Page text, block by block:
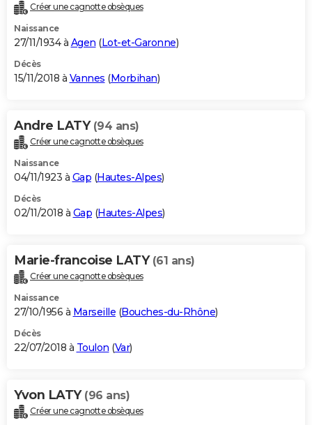
Créer une cagnotte obsèques
Naissance
27/11/1934 à Agen (Lot-et-Garonne)
Décès
15/11/2018 à Vannes (Morbihan)
Andre LATY (94 ans)
Créer une cagnotte obsèques
Naissance
04/11/1923 à Gap (Hautes-Alpes)
Décès
02/11/2018 à Gap (Hautes-Alpes)
Marie-francoise LATY (61 ans)
Créer une cagnotte obsèques
Naissance
27/10/1956 à Marseille (Bouches-du-Rhône)
Décès
22/07/2018 à Toulon (Var)
Yvon LATY (96 ans)
Créer une cagnotte obsèques